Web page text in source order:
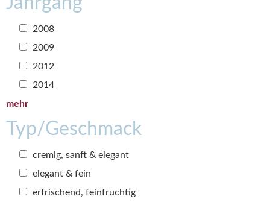
2008
2009
2012
2014
mehr
Typ/Geschmack
cremig, sanft & elegant
elegant & fein
erfrischend, feinfruchtig